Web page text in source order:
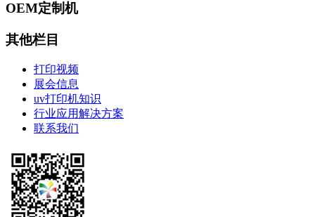
OEM定制机
其他栏目
打印视频
展会信息
uv打印机知识
行业应用解决方案
联系我们